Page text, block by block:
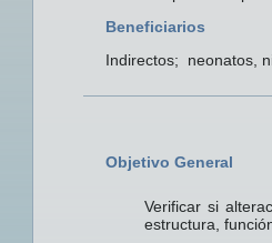
Beneficiarios
Indirectos; neonatos,
Objetivo General
Verificar si
estructura,